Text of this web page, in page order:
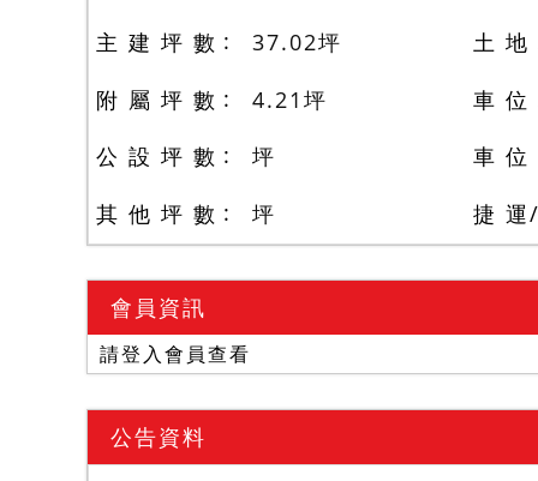
主 建 坪 數
37.02坪
附 屬 坪 數
4.21 坪
公 設 坪 數
坪
其 他 坪 數
坪
土 地
車 位
車 位
捷 運
會員資訊
請登入會員查看
公告資料